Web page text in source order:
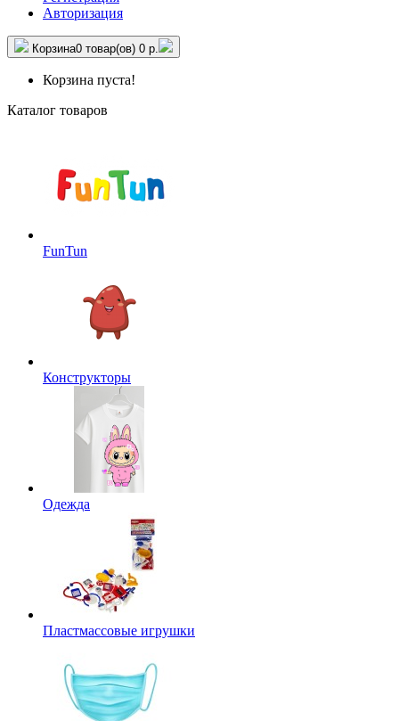
Авторизация
Корзина0 товар(ов) 0 р.
Корзина пуста!
Каталог товаров
FunTun
Конструкторы
Одежда
Пластмассовые игрушки